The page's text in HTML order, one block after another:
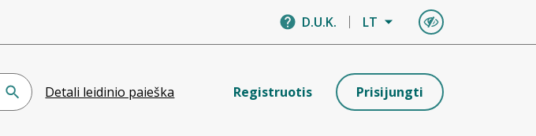
D.U.K. LT
Detali leidinio paieška Registruotis Prisijungti